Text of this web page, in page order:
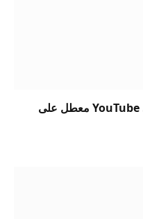
وضع صورة داخل صورة (PiP) على YouTube معطل على